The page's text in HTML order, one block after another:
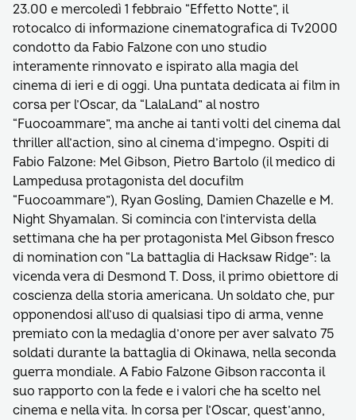
23.00 e mercoledì 1 febbraio “Effetto Notte”, il
rotocalco di informazione cinematografica di Tv2000
condotto da Fabio Falzone con uno studio
interamente rinnovato e ispirato alla magia del
cinema di ieri e di oggi. Una puntata dedicata ai film in
corsa per l’Oscar, da “LalaLand” al nostro
“Fuocoammare”, ma anche ai tanti volti del cinema dal
thriller all’action, sino al cinema d’impegno. Ospiti di
Fabio Falzone: Mel Gibson, Pietro Bartolo (il medico di
Lampedusa protagonista del docufilm
“Fuocoammare”), Ryan Gosling, Damien Chazelle e M.
Night Shyamalan. Si comincia con l’intervista della
settimana che ha per protagonista Mel Gibson fresco
di nomination con “La battaglia di Hacksaw Ridge”: la
vicenda vera di Desmond T. Doss, il primo obiettore di
coscienza della storia americana. Un soldato che, pur
opponendosi all’uso di qualsiasi tipo di arma, venne
premiato con la medaglia d’onore per aver salvato 75
soldati durante la battaglia di Okinawa, nella seconda
guerra mondiale. A Fabio Falzone Gibson racconta il
suo rapporto con la fede e i valori che ha scelto nel
cinema e nella vita. In corsa per l’Oscar, quest’anno,